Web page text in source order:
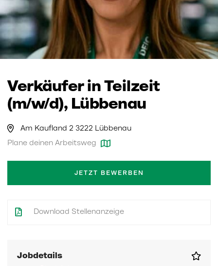
Verkäufer in Teilzeit
(m/w/d), Lübbenau
Am Kaufland 2 3222 Lübbenau
Plane deinen Arbeitsweg
JETZT BEWERBEN
Download Stellenanzeige
Jobdetails